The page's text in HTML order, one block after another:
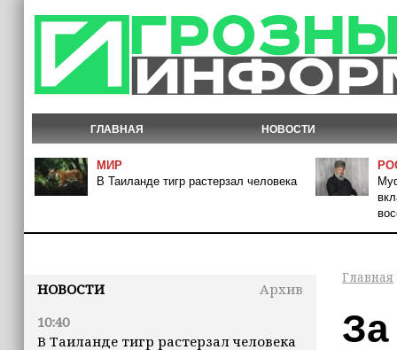
ГЛАВНАЯ НОВОСТИ
МИР
В Таиланде тигр растерзал человека
НОВОСТИ
Архив
10:40
В Таиланде тигр растерзал человека
Главная